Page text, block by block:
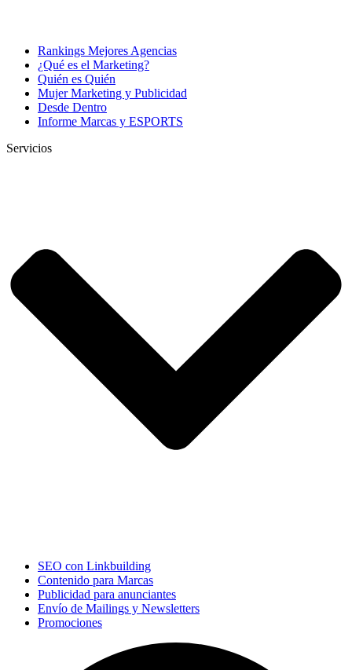
Rankings Mejores Agencias
¿Qué es el Marketing?
Quién es Quién
Mujer Marketing y Publicidad
Desde Dentro
Informe Marcas y ESPORTS
Servicios
SEO con Linkbuilding
Contenido para Marcas
Publicidad para anunciantes
Envío de Mailings y Newsletters
Promociones